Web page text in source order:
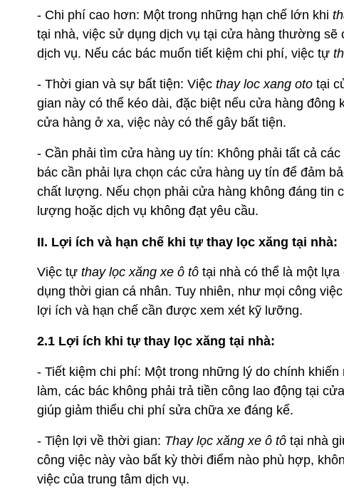
- Chi phí cao hơn: Một trong những hạn chế lớn khi
tại nhà, việc sử dụng dịch vụ tại cửa hàng thường
dịch vụ. Nếu các bác muốn tiết kiệm chi phí, việc tự
- Thời gian và sự bất tiện: Việc thay loc xang oto tại
gian này có thể kéo dài, đặc biệt nếu cửa hàng
cửa hàng ở xa, việc này có thể gây bất tiện.
- Cần phải tìm cửa hàng uy tín: Không phải tất cả
bác cần phải lựa chọn các cửa hàng uy tín để đảm
chất lượng. Nếu chọn phải cửa hàng không đáng tin
lượng hoặc dịch vụ không đạt yêu cầu.
II. Lợi ích và hạn chế khi tự thay lọc xăng tại nhà:
Việc tự thay lọc xăng xe ô tô tại nhà có thể là một
dụng thời gian cá nhân. Tuy nhiên, như mọi công
lợi ích và hạn chế cần được xem xét kỹ lưỡng.
2.1 Lợi ích khi tự thay lọc xăng tại nhà:
- Tiết kiệm chi phí: Một trong những lý do chính
làm, các bác không phải trả tiền công lao động tại
giúp giảm thiểu chi phí sửa chữa xe đáng kể.
- Tiện lợi về thời gian: Thay lọc xăng xe ô tô tại nhà
công việc này vào bất kỳ thời điểm nào phù hợp,
việc của trung tâm dịch vụ.